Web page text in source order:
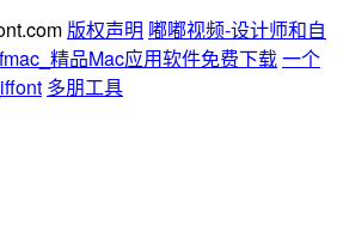
版权声明 嘟嘟视频-设计师和自
精品Mac应用软件免费下载一个
多朋工具